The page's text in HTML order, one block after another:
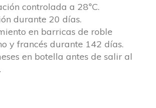
controlada a 28ºC.
durante 20 días.
en barricas de roble
y francés durante 142 días.
en botella antes de salir al